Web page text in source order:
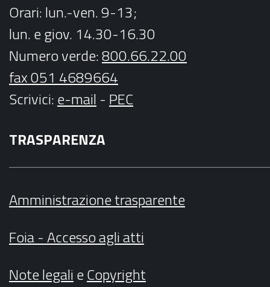
Orari: lun.-ven. 9-13;
lun. e giov. 14.30-16.30
Numero verde:800.66.22.00
fax 051 4689664
Scrivici:e-mail - PEC
TRASPARENZA
Amministrazione trasparente
Foia - Accesso agli atti
Note legalieCopyright